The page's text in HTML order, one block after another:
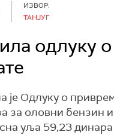
ИЗВОР:
ТАНЈУГ
одлуку
је Одлуку о
за оловни бензин
уља 59,23